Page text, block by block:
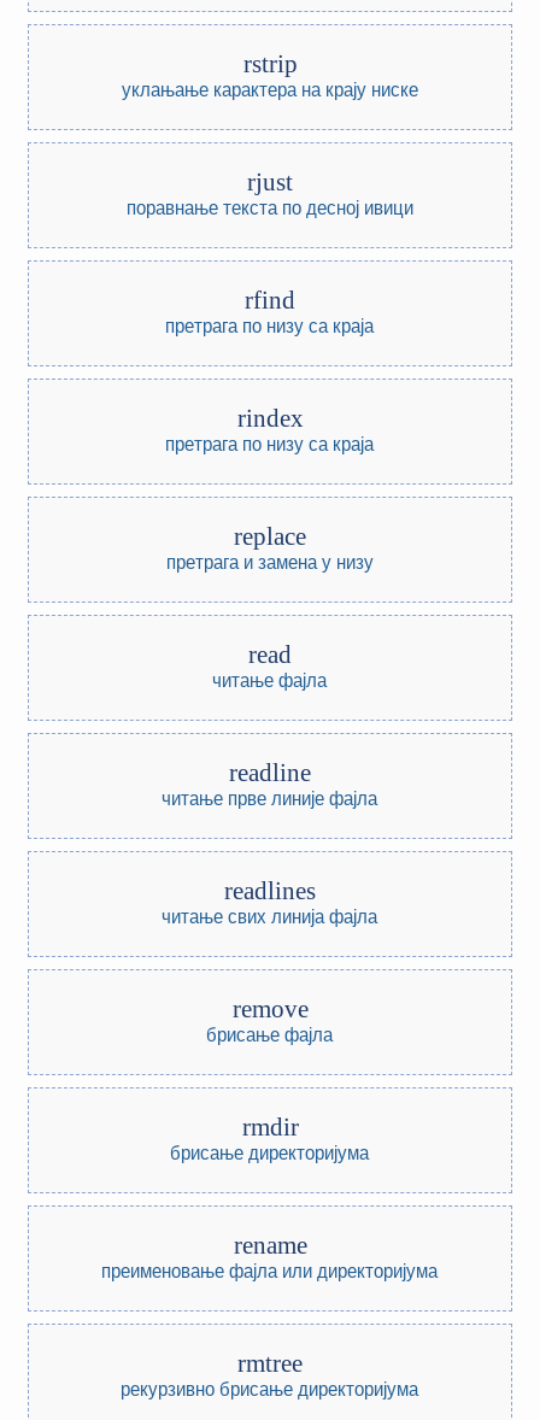
rstrip
уклањање карактера на крају ниске
rjust
поравнање текста по десној ивици
rfind
претрага по низу са краја
rindex
претрага по низу са краја
replace
претрага и замена у низу
read
читање фајла
readline
читање прве линије фајла
readlines
читање свих линија фајла
remove
брисање фајла
rmdir
брисање директоријума
rename
преименовање фајла или директоријума
rmtree
рекурзивно брисање директоријума